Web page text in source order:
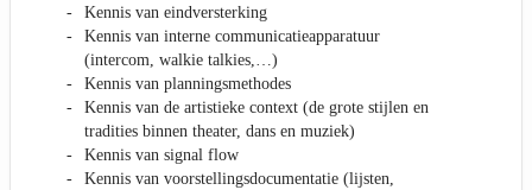
Kennis van eindversterking
Kennis van interne communicatieapparatuur
(intercom, walkie talkies,…)
Kennis van planningsmethodes
Kennis van de artistieke context (de grote stijlen en
tradities binnen theater, dans en muziek)
Kennis van signal flow
Kennis van voorstellingsdocumentatie (lijsten,